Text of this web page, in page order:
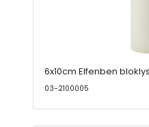
6x10cm Elfenben
03-2100005